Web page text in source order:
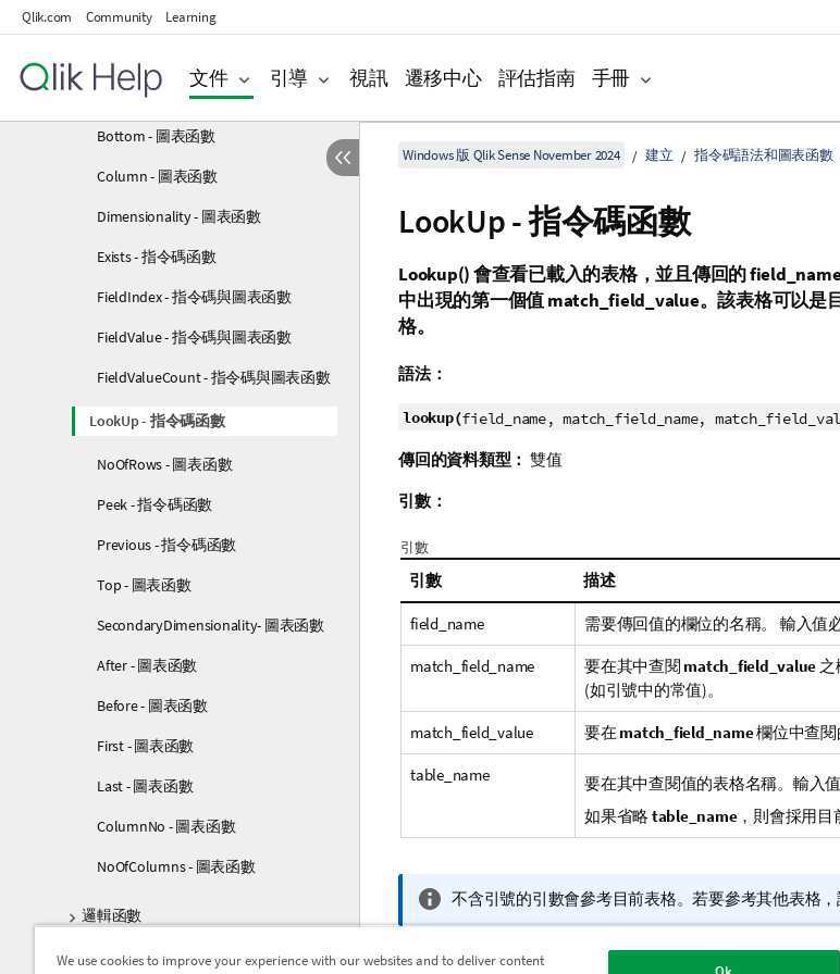
Qlik.com Community Learning
文件 引導 視訊 遷移中心 評估指南 手冊
記錄間函數
Below - 圖表函數
Bottom - 圖表函數
Column - 圖表函數
Dimensionality - 圖表函數
Exists - 指令碼函數
FieldIndex - 指令碼與圖表函數
FieldValue - 指令碼與圖表函數
FieldValueCount - 指令碼與圖表函數
LookUp - 指令碼函數
NoOfRows - 圖表函數
Peek - 指令碼函數
Previous - 指令碼函數
Top - 圖表函數
SecondaryDimensionality- 圖表函數
After - 圖表函數
Before - 圖表函數
First - 圖表函數
Last - 圖表函數
ColumnNo - 圖表函數
NoOfColumns - 圖表函數
邏輯函數
對應函數
Windows 版 Qlik Sense November 2024 建立 指令碼語法和圖表函數
LookUp - 指令碼函數
Lookup()會查看已載入的表格，並且傳回的
中出現的第一個值match_field_value。該表格可以是
格。
語法：
lookup(field_name, match_field_name,
傳回的資料類型： 雙值
引數：
引數
引數 描述
field_name 需要傳回值的欄位的名稱。 輸入值
match_field_name 要在其中查閱 match_field_value 之
(如引號中的常值)。
match_field_value 要在 match_field_name欄位中查閱
table_name
要在其中查閱值的表格名稱。輸入
如果省略table_name，則會採用目
資
訊
不含引號的引數會參考目前表格。若要參考其他表格，
限制：
We use cookies to improve your experience with our websites and to deliver content